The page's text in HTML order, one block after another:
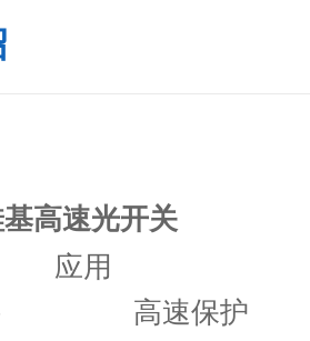
高速光开关
应用
高速保护